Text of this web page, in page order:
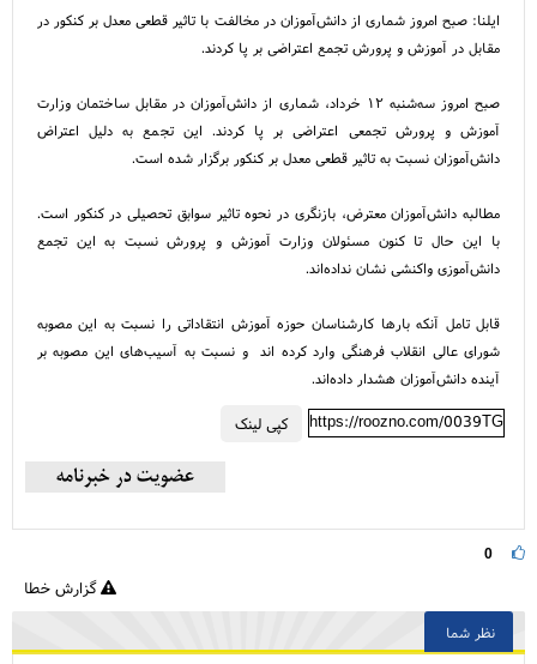
ایلنا: صبح امروز شماری از دانش‌آموزان در مخالفت با تاثیر قطعی معدل بر کنکور در
مقابل در آموزش و پرورش تجمع اعتراضی بر پا کردند.
صبح امروز سه‌شنبه ۱۲ خرداد، شماری از دانش‌آموزان در مقابل ساختمان وزارت
آموزش و پرورش تجمعی اعتراضی بر پا کردند. این تجمع به دلیل اعتراض
دانش‌آموزان نسبت به تاثیر قطعی معدل بر کنکور برگزار شده است.
مطالبه دانش‌آموزان معترض، بازنگری در نحوه تاثیر سوابق تحصیلی در کنکور است.
با این حال تا کنون مسئولان وزارت آموزش و پرورش نسبت به این تجمع
دانش‌آموزی واکنشی نشان نداده‌اند.
قابل تامل آنکه بارها کارشناسان حوزه آموزش انتقاداتی را نسبت به این مصوبه
شورای عالی انقلاب فرهنگی وارد کرده اند و نسبت به آسیب‌های این مصوبه بر
آینده دانش‌آموزان هشدار داده‌اند.
کپی لینک https://roozno.com/0039TG
0
گزارش خطا
نظر شما